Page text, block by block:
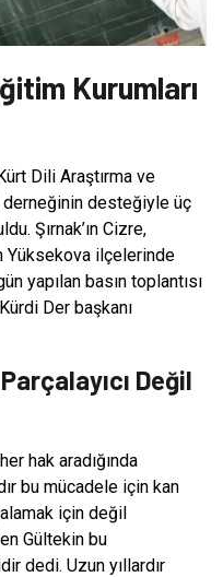
Kurumları
Dili Araştırma ve
desteğiyle üç
Şırnak’ın Cizre,
Yüksekova ilçelerinde
yapılan basın toplantısı
Der başkanı
Değil
hak aradığında
bu mücadele için kan
için değil
Gültekin bu
dedi. Uzun yıllardır